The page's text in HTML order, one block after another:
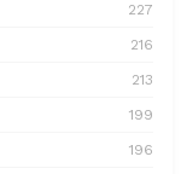
227
216
213
199
196